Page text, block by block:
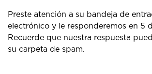
Preste atención a su bandeja de
electrónico y le responderemos en 5
Recuerde que nuestra respuesta
su carpeta de spam.